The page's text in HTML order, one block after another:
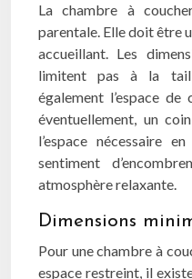
La chambre à
parentale. Elle doit être
accueillant. Les
limitent pas à la
également l’espace
éventuellement, un
l’espace nécessaire
sentiment
atmosphère relaxante.
Dimensions
Pour une chambre à
espace restreint, il